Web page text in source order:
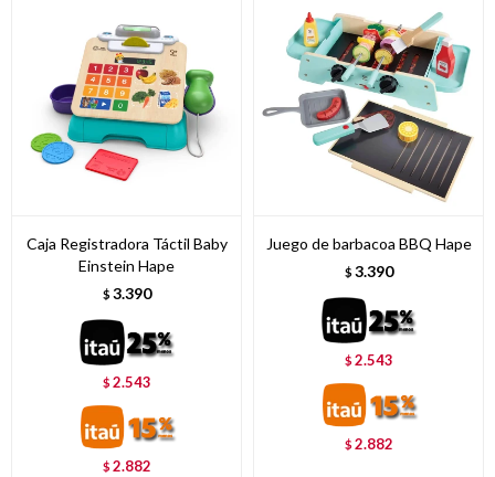
Caja Registradora Táctil Baby
Einstein Hape
$ 3.390
$2.543
$2.882
Juego de barbacoa BBQ Hape
$ 3.390
$2.543
$2.882